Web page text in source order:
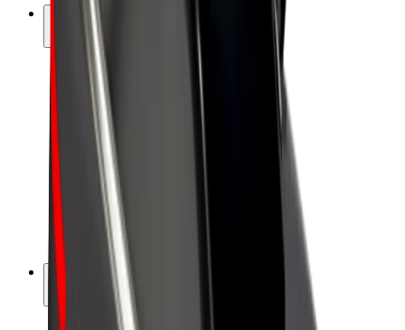
Teeni Boltiga
Juhid
Juhi sissetulek
Kullerid
Kulleri sissetulek
Bolt Food restoranidele ja poodidele
Sõidukipargid
Frantsiisid
Ettevõte
Töövõimalused